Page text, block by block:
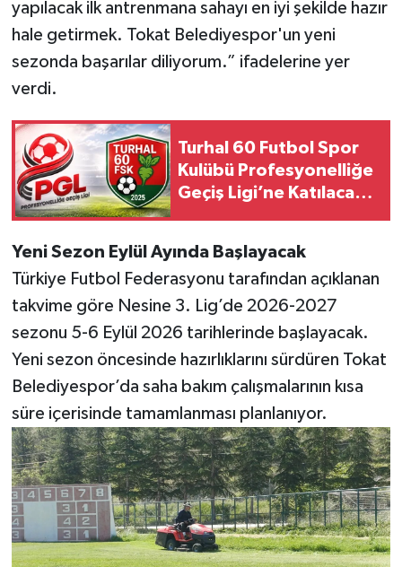
yapılacak ilk antrenmana sahayı en iyi şekilde hazır
hale getirmek. Tokat Belediyespor'un yeni
sezonda başarılar diliyorum.” ifadelerine yer
verdi.
Turhal 60 Futbol Spor
Kulübü Profesyonelliğe
Geçiş Ligi’ne Katılacak
Yeni Sezon Eylül Ayında Başlayacak
Türkiye Futbol Federasyonu tarafından açıklanan
takvime göre Nesine 3. Lig’de 2026-2027
sezonu 5-6 Eylül 2026 tarihlerinde başlayacak.
Yeni sezon öncesinde hazırlıklarını sürdüren Tokat
Belediyespor’da saha bakım çalışmalarının kısa
süre içerisinde tamamlanması planlanıyor.